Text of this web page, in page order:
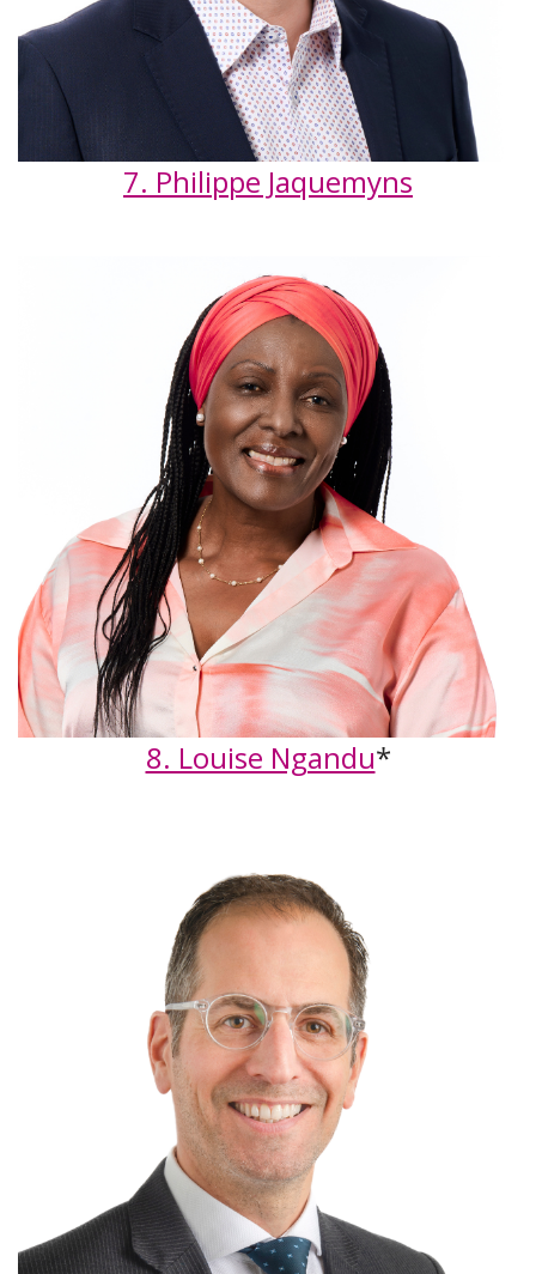
7. Philippe Jaquemyns
8. Louise Ngandu*